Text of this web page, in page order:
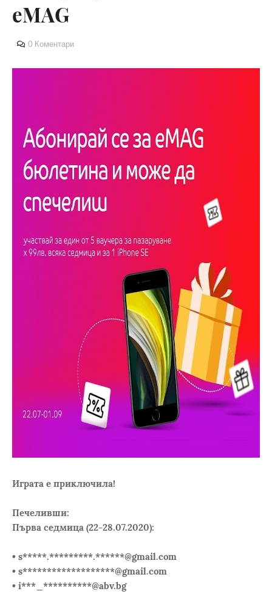
eMAG
0 Коментари
Играта е приключила!
Печеливши:
Първа седмица (22-28.07.2020):
• s*****.*********.******@gmail.com
• s*******************@gmail.com
• i***_**********@abv.bg